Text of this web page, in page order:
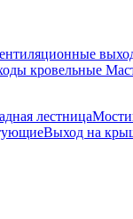
кровельные
лестница
Выход на